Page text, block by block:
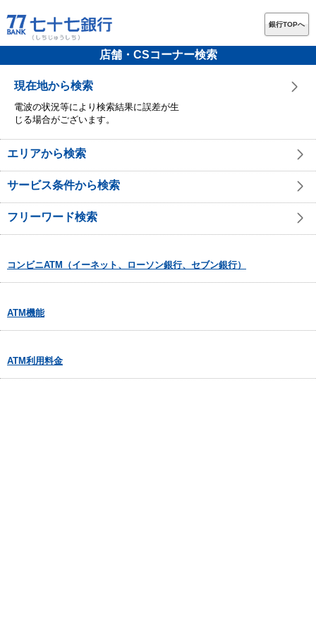
銀行TOPへ
店舗・CSコーナー検索
現在地から検索
電波の状況等により検索結果に誤差が生
じる場合がございます。
エリアから検索
サービス条件から検索
フリーワード検索
コンビニATM（イーネット、ローソン銀行、セブン銀行）
ATM機能
ATM利用料金